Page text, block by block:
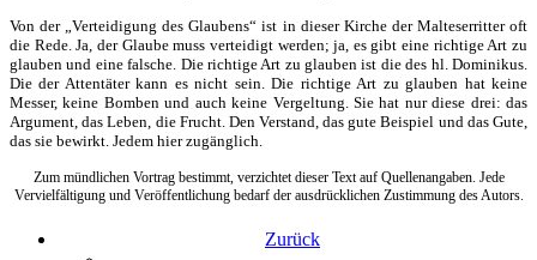
Von der „Verteidigung des Glaubens“ ist in dieser Kirche der Malteserritter oft
die Rede. Ja, der Glaube muss verteidigt werden; ja, es gibt eine richtige Art zu
glauben und eine falsche. Die richtige Art zu glauben ist die des hl. Dominikus.
Die der Attentäter kann es nicht sein. Die richtige Art zu glauben hat keine
Messer, keine Bomben und auch keine Vergeltung. Sie hat nur diese drei: das
Argument, das Leben, die Frucht. Den Verstand, das gute Beispiel und das Gute,
das sie bewirkt. Jedem hier zugänglich.
Zum mündlichen Vortrag bestimmt, verzichtet dieser Text auf Quellenangaben. Jede
Vervielfältigung und Veröffentlichung bedarf der ausdrücklichen Zustimmung des Autors.
Zurück